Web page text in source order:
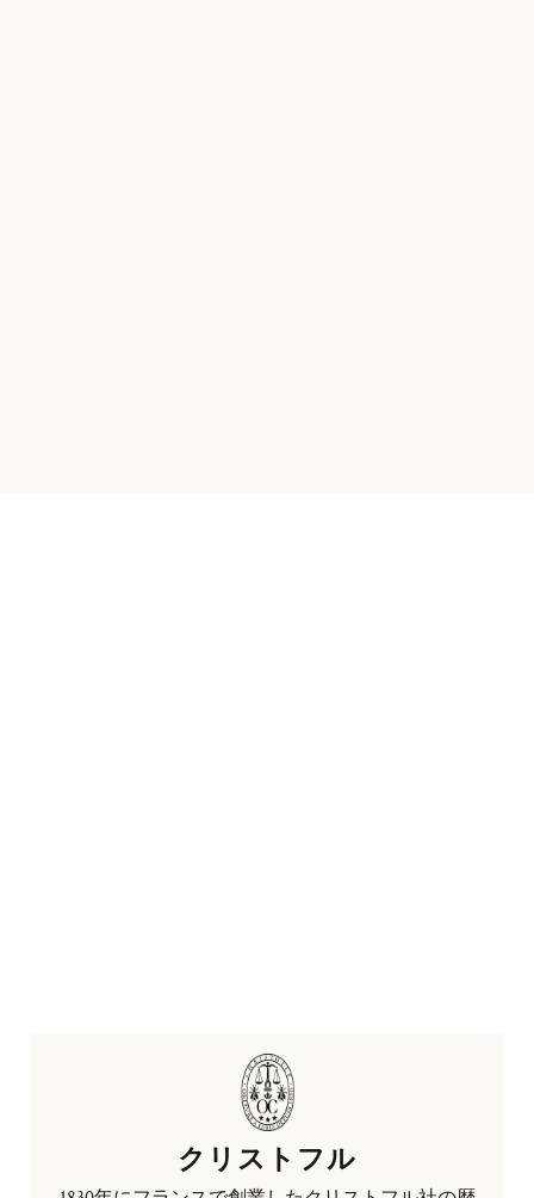
クリストフル